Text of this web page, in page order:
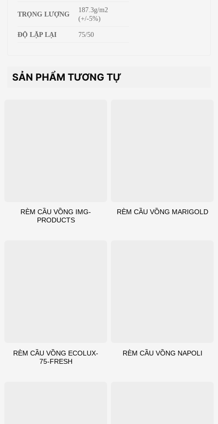
TRỌNG LƯỢNG
187.3g/m2
(+/-5%)
ĐỘ LẶP LẠI 75/50
SẢN PHẨM TƯƠNG TỰ
RÈM CẦU VỒNG IMG-
PRODUCTS
RÈM CẦU VỒNG MARIGOLD
RÈM CẦU VỒNG ECOLUX-
75-FRESH
RÈM CẦU VỒNG NAPOLI